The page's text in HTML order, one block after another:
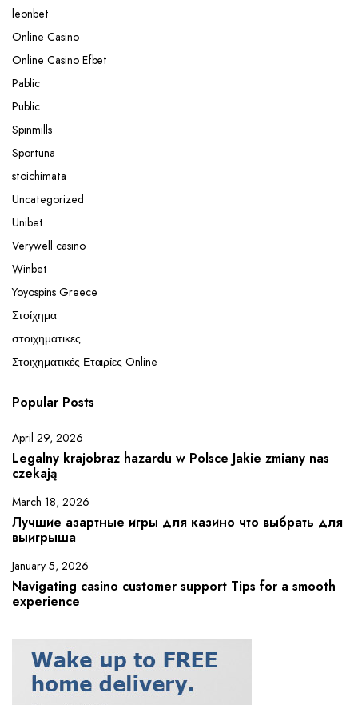
leonbet
Online Casino
Online Casino Efbet
Pablic
Public
Spinmills
Sportuna
stoichimata
Uncategorized
Unibet
Verywell casino
Winbet
Yoyospins Greece
Στοίχημα
στοιχηματικες
Στοιχηματικές Εταιρίες Online
Popular Posts
April 29, 2026
Legalny krajobraz hazardu w Polsce Jakie zmiany nas
czekają
March 18, 2026
Лучшие азартные игры для казино что выбрать для
выигрыша
January 5, 2026
Navigating casino customer support Tips for a smooth
experience